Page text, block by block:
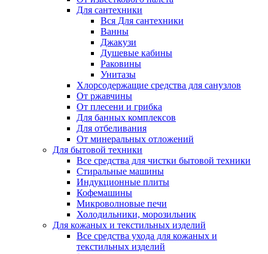
Для сантехники
Вся Для сантехники
Ванны
Джакузи
Душевые кабины
Раковины
Унитазы
Хлорсодержащие средства для санузлов
От ржавчины
От плесени и грибка
Для банных комплексов
Для отбеливания
От минеральных отложений
Для бытовой техники
Все средства для чистки бытовой техники
Стиральные машины
Индукционные плиты
Кофемашины
Микроволновые печи
Холодильники, морозильник
Для кожаных и текстильных изделий
Все средства ухода для кожаных и
текстильных изделий